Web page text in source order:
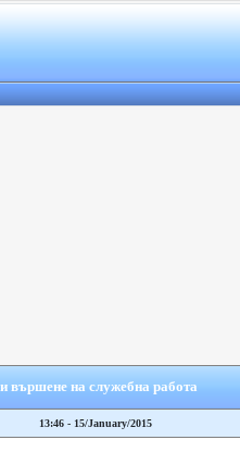
вършене на служебна работа
13:46 - 15/January/2015